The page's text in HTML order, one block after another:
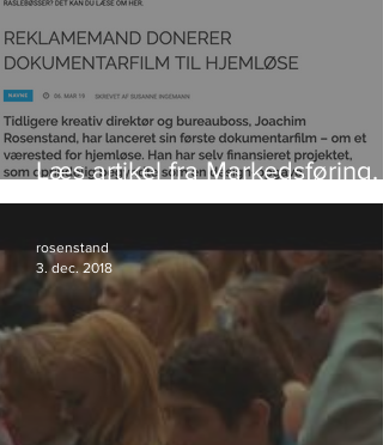
Læs artikel fra Markedsføring.
Klik på foto.
rosenstand
3. dec. 2018